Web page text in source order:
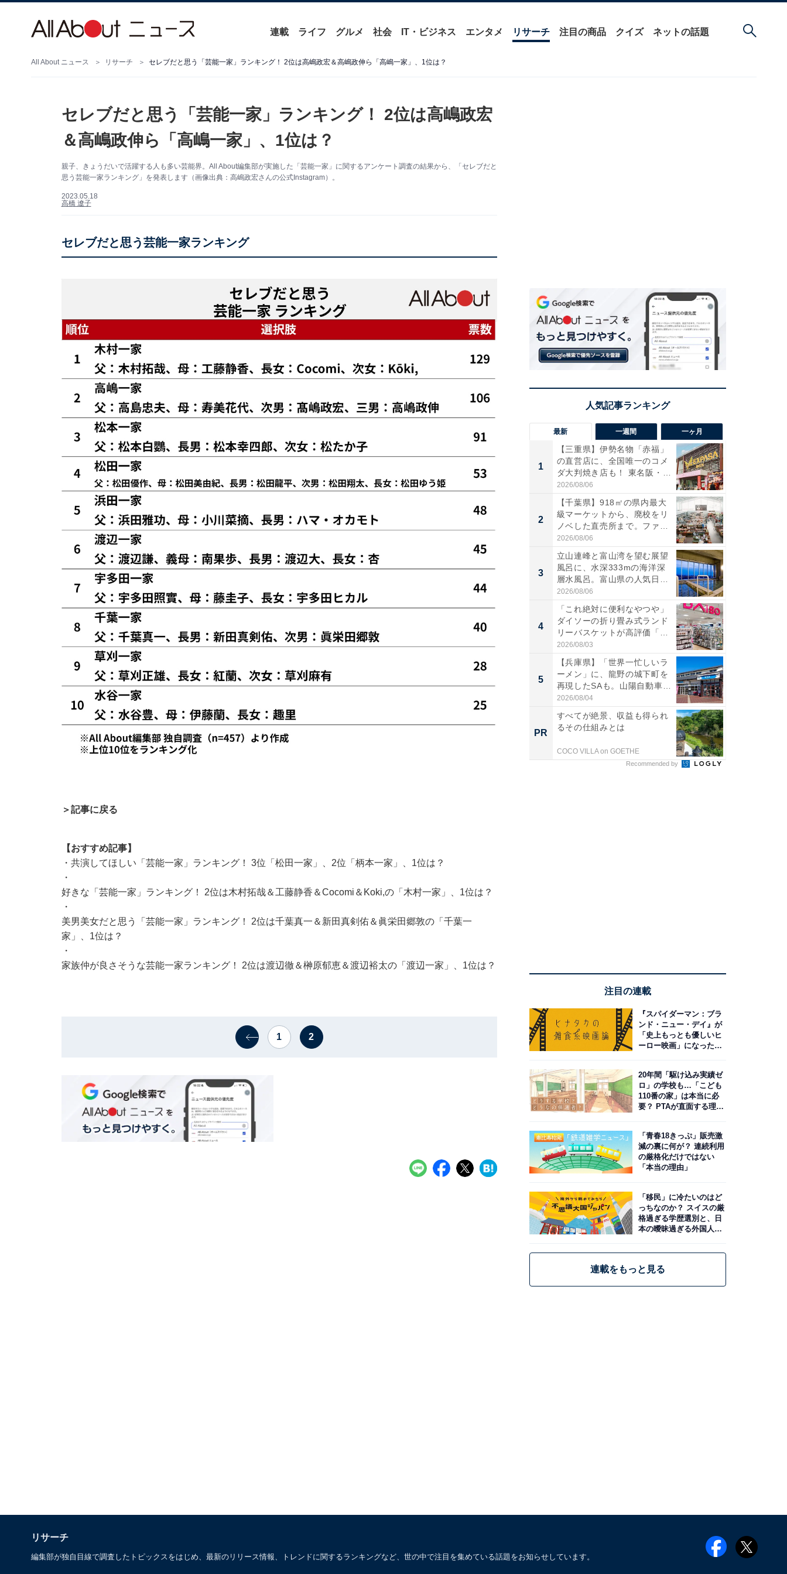
連載 ライフ グルメ 社会 IT・ビジネス エンタメ リサーチ 注目の商品 クイズ ネットの話題
All About ニュース リサーチ セレブだと思う「芸能一家」ランキング！ 2位は高嶋政宏＆高嶋政伸ら「高嶋一家」、1位は？
セレブだと思う「芸能一家」ランキング！ 2位は高嶋政宏
＆高嶋政伸ら「高嶋一家」、1位は？
親子、きょうだいで活躍する人も多い芸能界。All About編集部が実施した「芸能一家」に関するアンケート調査の結果から、「セレブだと
思う芸能一家ランキング」を発表します（画像出典：高嶋政宏さんの公式Instagram）。
2023.05.18
高橋 遼子
セレブだと思う芸能一家ランキング
＞記事に戻る
【おすすめ記事】
・ 共演してほしい「芸能一家」ランキング！ 3位「松田一家」、2位「柄本一家」、1位は？
・
好きな「芸能一家」ランキング！ 2位は木村拓哉＆工藤静香＆Cocomi＆Koki,の「木村一家」、1位は？
・
美男美女だと思う「芸能一家」ランキング！ 2位は千葉真一＆新田真剣佑＆眞栄田郷敦の「千葉一
家」、1位は？
・
家族仲が良さそうな芸能一家ランキング！ 2位は渡辺徹＆榊原郁恵＆渡辺裕太の「渡辺一家」、1位は？
1 2
最新 一週間 一ヶ月
1
【三重県】伊勢名物「赤福」
の直営店に、全国唯一のコメ
ダ大判焼き店も！ 東名阪・
伊...
2026/08/06
2
【千葉県】918㎡の県内最大
級マーケットから、廃校をリ
ノベした直売所まで。ファ
ー...
2026/08/06
3
立山連峰と富山湾を望む展望
風呂に、水深333mの海洋深
層水風呂。富山県の人気日
帰...
2026/08/06
4
「これ絶対に便利なやつや」
ダイソーの折り畳み式ランド
リーバスケットが高評価「使
わ...
2026/08/03
5
【兵庫県】「世界一忙しいラ
ーメン」に、龍野の城下町を
再現したSAも。山陽自動車
道...
2026/08/04
PR
すべてが絶景、収益も得られ
るその仕組みとは
COCO VILLA on GOETHE
Recommended by
注目の連載
『スパイダーマン：ブラ
ンド・ニュー・デイ』が
「史上もっとも優しいヒ
ーロー映画」になった理
20年間「駆け込み実績ゼ
ロ」の学校も…「こども
110番の家」は本当に必
要？ PTAが直面する理想
「青春18きっぷ」販売激
減の裏に何が？ 連続利用
の厳格化だけではない
「本当の理由」
「移民」に冷たいのはど
っちなのか？ スイスの厳
格過ぎる学歴選別と、日
本の曖昧過ぎる外国人政
連載をもっと見る
リサーチ
編集部が独自目線で調査したトピックスをはじめ、最新のリリース情報、トレンドに関するランキングなど、世の中で注目を集めている話題をお知らせしています。